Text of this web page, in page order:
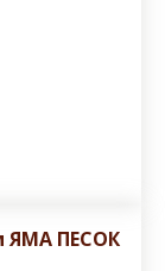
ЯМА ПЕСОК